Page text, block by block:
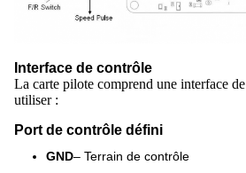
Interface de contrôle
La carte pilote comprend une interface
utiliser :
Port de contrôle défini
GND– Terrain de contrôle